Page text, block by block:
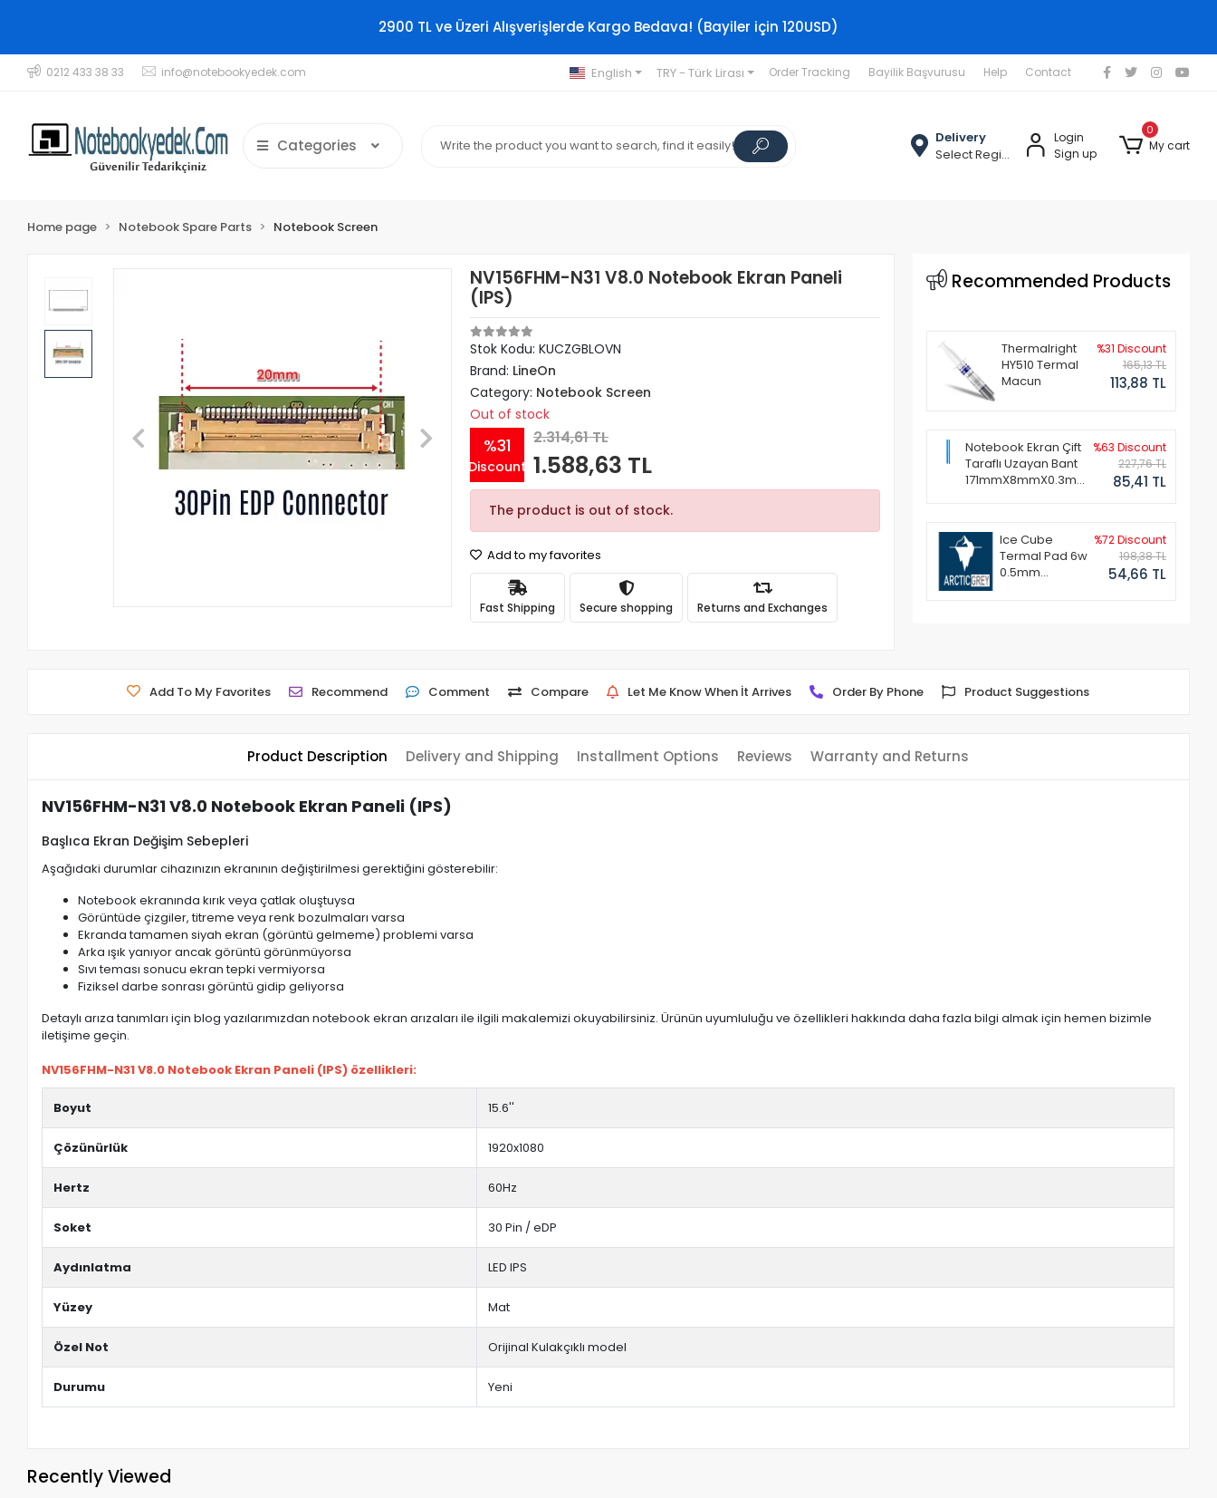
2900 TL ve Üzeri Alışverişlerde Kargo Bedava! (Bayiler için 120USD)
0212 433 38 33 info@notebookyedek.com English TRY - Türk Lirası Order Tracking Bayilik Başvurusu Help Contact
Categories
Delivery
Select Region
Login
Sign up
0
My cart
Home page Notebook Spare Parts Notebook Screen
NV156FHM-N31 V8.0 Notebook Ekran Paneli
(IPS)
Stok Kodu: KUCZGBLOVN
Brand: LineOn
Category: Notebook Screen
Out of stock
%31
Discount
2.314,61 TL
1.588,63 TL
The product is out of stock.
Add to my favorites
Fast Shipping Secure shopping Returns and Exchanges
Recommended Products
Thermalright
HY510 Termal
Macun
%31 Discount
165,13 TL
113,88 TL
Notebook Ekran Çift
Taraflı Uzayan Bant
171mmX8mmX0.3mm
%63 Discount
227,76 TL
85,41 TL
Ice Cube
Termal Pad 6w
0.5mm
%72 Discount
198,38 TL
54,66 TL
Add To My Favorites Recommend Comment Compare Let Me Know When İt Arrives Order By Phone Product Suggestions
Product Description Delivery and Shipping Installment Options Reviews Warranty and Returns
NV156FHM-N31 V8.0 Notebook Ekran Paneli (IPS)
Başlıca Ekran Değişim Sebepleri
Aşağıdaki durumlar cihazınızın ekranının değiştirilmesi gerektiğini gösterebilir:
Notebook ekranında kırık veya çatlak oluştuysa
Görüntüde çizgiler, titreme veya renk bozulmaları varsa
Ekranda tamamen siyah ekran (görüntü gelmeme) problemi varsa
Arka ışık yanıyor ancak görüntü görünmüyorsa
Sıvı teması sonucu ekran tepki vermiyorsa
Fiziksel darbe sonrası görüntü gidip geliyorsa
Detaylı arıza tanımları için blog yazılarımızdan notebook ekran arızaları ile ilgili makalemizi okuyabilirsiniz. Ürünün uyumluluğu ve özellikleri hakkında daha fazla bilgi almak için hemen bizimle
iletişime geçin.
NV156FHM-N31 V8.0 Notebook Ekran Paneli (IPS) özellikleri:
Boyut 15.6''
Çözünürlük 1920x1080
Hertz 60Hz
Soket 30 Pin / eDP
Aydınlatma LED IPS
Yüzey Mat
Özel Not Orijinal Kulakçıklı model
Durumu Yeni
Recently Viewed